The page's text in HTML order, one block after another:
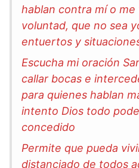
hablan contra mí o me
voluntad, que no sea
entuertos y
Escucha mi oración
callar bocas e
para quienes hablan
intento Dios todo
concedido
Permite que pueda
distanciado de todos